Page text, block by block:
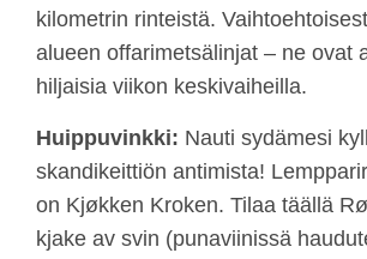
kilometrin rinteistä.
alueen offarimetsälinjat – ne ovat
hiljaisia viikon keskivaiheilla.
Huippuvinkki: Nauti sydämesi
skandikeittiön antimista!
on Kjøkken Kroken. Tilaa täällä
kjake av svin (punaviinissä